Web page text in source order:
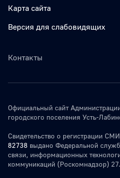
Карта сайта
Версия для слабовидящих
Контакты
Официальный сайт
городского поселения Усть-
Свидетельство о регистрации СМИ
82738 выдано Федеральной
связи, информационных
коммуникаций (Роскомнадзор)